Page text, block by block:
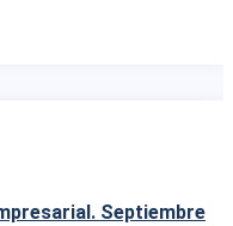
Septiembre